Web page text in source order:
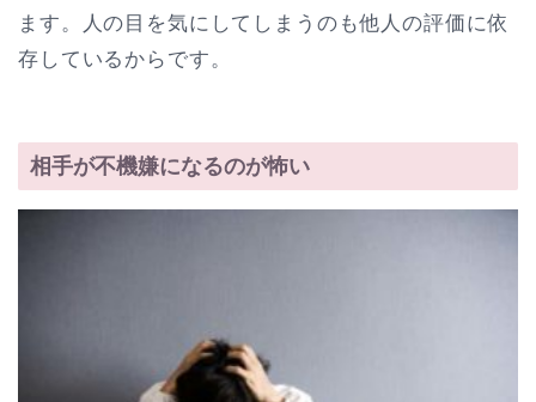
ます。人の目を気にしてしまうのも他人の評価に依
存しているからです。
相手が不機嫌になるのが怖い